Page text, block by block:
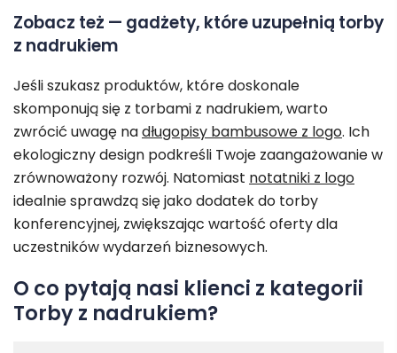
Zobacz też — gadżety, które uzupełnią torby
z nadrukiem
Jeśli szukasz produktów, które doskonale
skomponują się z torbami z nadrukiem, warto
zwrócić uwagę nadługopisy bambusowe z logo. Ich
ekologiczny design podkreśli Twoje zaangażowanie w
zrównoważony rozwój. Natomiast notatniki z logo
idealnie sprawdzą się jako dodatek do torby
konferencyjnej, zwiększając wartość oferty dla
uczestników wydarzeń biznesowych.
O co pytają nasi klienci z kategorii
Torby z nadrukiem?